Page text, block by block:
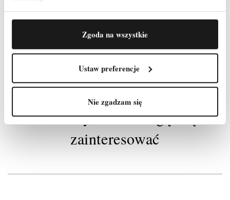
Zgoda na wszystkie
Ustaw preferencje
Nie zgadzam się
IndeksPodest z balkonem
Produkty, które mogą Cię
zainteresować